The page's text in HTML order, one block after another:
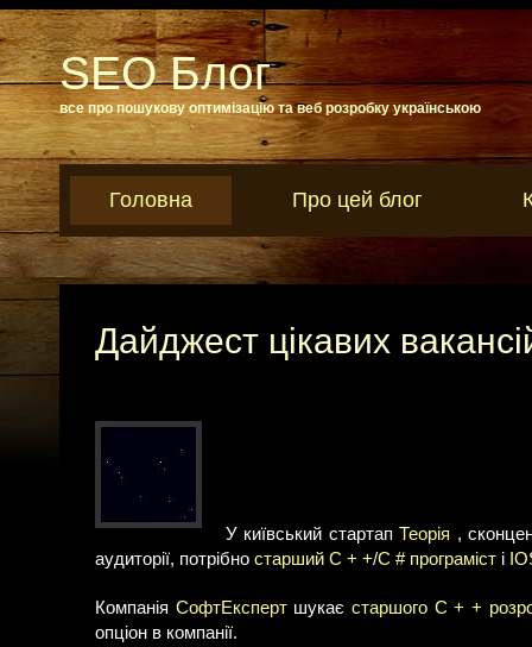
SEO Блог
все про пошукову оптимізацію та веб розробку українською
Головна Про цей блог
Дайджест цікавих
У київський стартапТеорія ,
аудиторії, потрібно старший C + +/C # програміст і
Компанія СофтЕкспертшукаєстаршого C + +
опціон в компанії.